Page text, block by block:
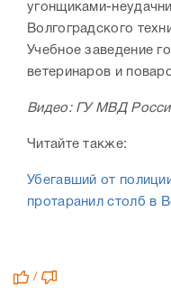
угонщиками-
Волгоградского
Учебное заведение
ветеринаров и
Видео: ГУ МВД
Читайте также:
Убегавший от
протаранил столб в
/